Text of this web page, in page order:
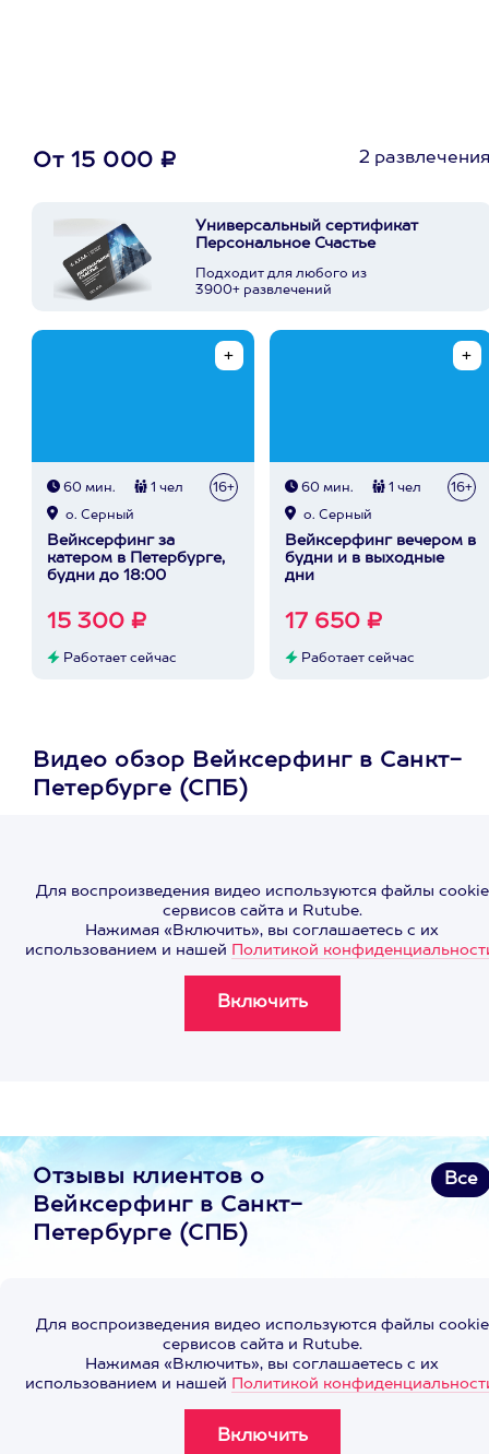
От 15 000 ₽ 2
Универсальный сертификат
Персональное Счастье
Подходит для любого из
3900+ развлечений
60 мин. 1 чел 16+
о. Серный
Вейксерфинг за
катером в Петербурге,
будни до 18:00
15 300 ₽
Работает сейчас
60 мин. 1 чел 16+
о. Серный
Вейксерфинг вечером в
будни и в выходные
дни
17 650 ₽
Работает сейчас
Видео обзор Вейксерфинг в Санкт-
Петербурге (СПБ)
Для воспроизведения видео используются файлы cookie
сервисов сайта и Rutube.
Нажимая «Включить», вы соглашаетесь с их
использованием и нашей Политикой
Отзывы клиентов о
Вейксерфинг в Санкт-
Петербурге (СПБ)
Все
Для воспроизведения видео используются файлы cookie
сервисов сайта и Rutube.
Нажимая «Включить», вы соглашаетесь с их
использованием и нашей Политикой